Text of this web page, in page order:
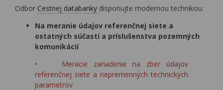
Odbor Cestnej databanky disponujte modernou technikou:
Na meranie údajov referenčnej siete a
ostatných súčastí a príslušenstva pozemných
komunikácií
•
Meracie zariadenie na zber údajov
referenčnej siete a nepremenných technických
parametrov